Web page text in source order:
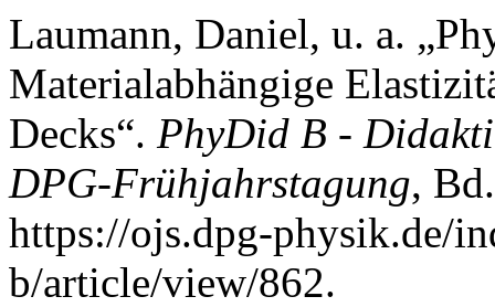
Laumann, Daniel, u. a.
Materialabhängige
Decks“. PhyDid B -
DPG-Frühjahrstagung,
https://ojs.dpg-physik.de/
b/article/view/862.